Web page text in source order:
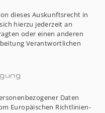
dieses Auskunftsrecht in
hierzu jederzeit an
oder einen anderen
Verantwortlichen
Daten
Europäischen Richtlinien-